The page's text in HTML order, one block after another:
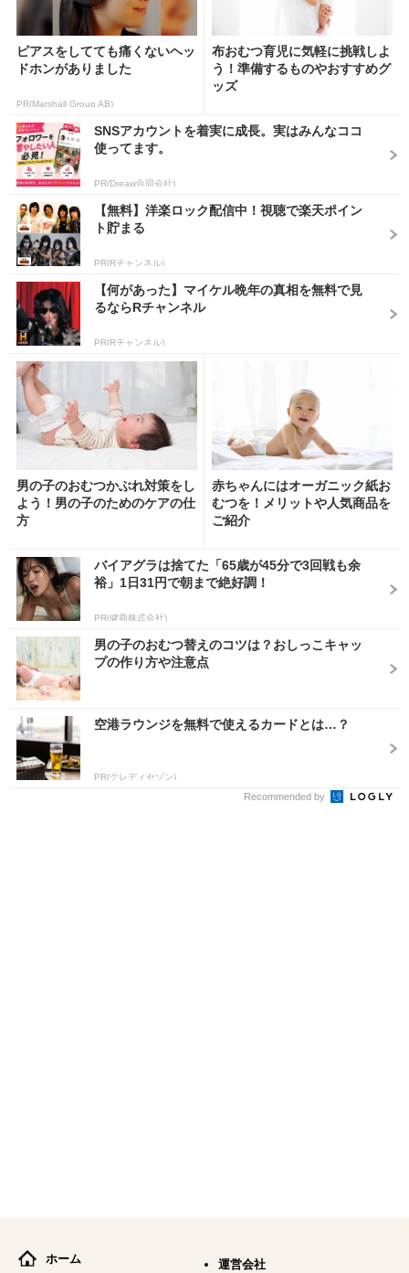
ピアスをしてても痛くないヘッ
ドホンがありました
PR(Marshall Group AB)
布おむつ育児に気軽に挑戦しよ
う！準備するものやおすすめグ
ッズ
SNSアカウントを着実に成長。実はみんなココ
使ってます。
PR(Dreaw合同会社)
【無料】洋楽ロック配信中！視聴で楽天ポイン
ト貯まる
PR(Rチャンネル)
【何があった】マイケル晩年の真相を無料で見
るならRチャンネル
PR(Rチャンネル)
男の子のおむつかぶれ対策をし
よう！男の子のためのケアの仕
方
赤ちゃんにはオーガニック紙お
むつを！メリットや人気商品を
ご紹介
バイアグラは捨てた「65歳が45分で3回戦も余
裕」1日31円で朝まで絶好調！
PR(健商株式会社)
男の子のおむつ替えのコツは？おしっこキャッ
プの作り方や注意点
空港ラウンジを無料で使えるカードとは…？
PR(クレディセゾン)
Recommended by
ホーム 運営会社